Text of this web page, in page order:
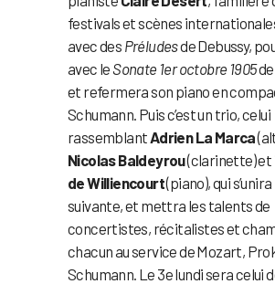
festivals et scènes
avec des Préludesde Debussy,
avec le Sonate 1er octobre 1905
et refermera son piano en
Schumann. Puis c’est un trio, celui
rassemblant Adrien La Marca
Nicolas Baldeyrou(clarinette) et
de Williencourt(piano), qui
suivante, et mettra les talents de
concertistes, récitalistes et
chacun au service de Mozart,
Schumann. Le 3e lundi sera celui